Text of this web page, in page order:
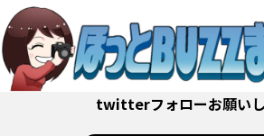
twitterフォローお願いし